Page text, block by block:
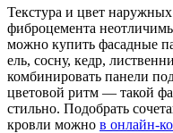
Текстура и цвет
фиброцемента
можно купить фасадные
ель, сосну, кедр,
комбинировать панели
цветовой ритм — такой
стильно. Подобрать
кровли можно в онлайн-